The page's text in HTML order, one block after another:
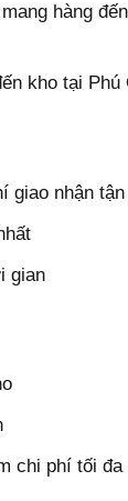
hàng
kho tại Phú
giao nhận
gian
chi phí tối đa